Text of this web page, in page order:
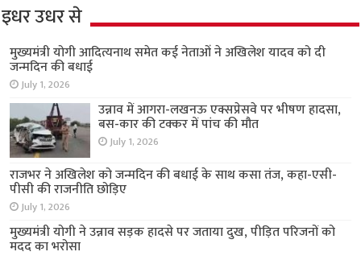
इधर उधर से
मुख्यमंत्री योगी आदित्यनाथ समेत कई नेताओं ने अखिलेश यादव को दी
जन्मदिन की बधाई
July 1, 2026
उन्नाव में आगरा-लखनऊ एक्सप्रेसवे पर भीषण हादसा,
बस-कार की टक्कर में पांच की मौत
July 1, 2026
राजभर ने अखिलेश को जन्मदिन की बधाई के साथ कसा तंज, कहा-एसी-
पीसी की राजनीति छोड़िए
July 1, 2026
मुख्यमंत्री योगी ने उन्नाव सड़क हादसे पर जताया दुख, पीड़ित परिजनों को
मदद का भरोसा